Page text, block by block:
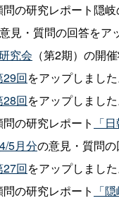
問の研究レポート隠
見・質問の回答をア
究会 （第2期）の開
29回をアップしまし
28回をアップしまし
の研究レポート 「
4/5月分の意見・質問
27回をアップしまし
の研究レポート 「